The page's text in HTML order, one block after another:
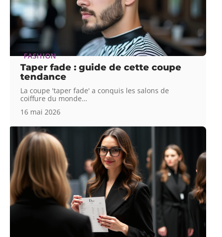
FASHION
Taper fade : guide de cette coupe
tendance
La coupe 'taper fade' a conquis les salons de
coiffure du monde…
16 mai 2026